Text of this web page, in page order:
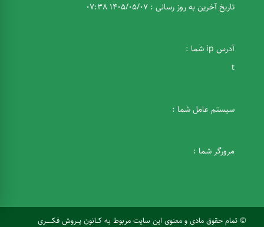
تاریخ آخرین به روز رسانی : 1405/05/07 07:38
آدرس ip شما :
t
سیستم عامل شما :
مرورگر شما :
© تمام حقوق مادی و معنوی این سایت مربوط به کــانون پــروش فکـــــری